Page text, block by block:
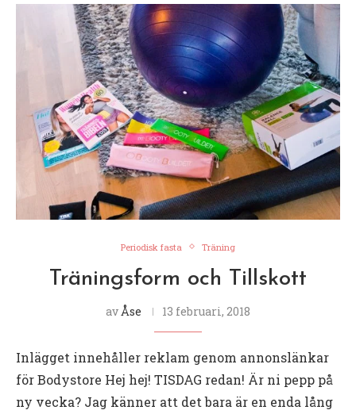
Periodisk fasta Träning
Träningsform och Tillskott
av Åse 13 februari, 2018
Inlägget innehåller reklam genom annonslänkar
för Bodystore Hej hej! TISDAG redan! Är ni pepp på
ny vecka? Jag känner att det bara är en enda lång